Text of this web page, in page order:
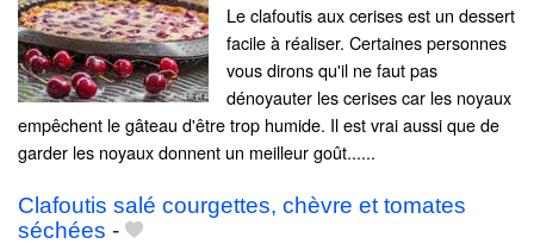
Le clafoutis aux cerises est un dessert
facile à réaliser. Certaines personnes
vous dirons qu'il ne faut pas
dénoyauter les cerises car les noyaux
empêchent le gâteau d'être trop humide. Il est vrai aussi que de
garder les noyaux donnent un meilleur goût......
Clafoutis salé courgettes, chèvre et tomates
séchées -